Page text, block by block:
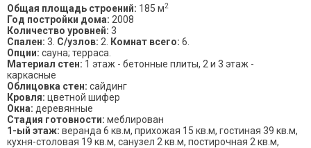
Общая площадь строений: 185 м2
Год постройки дома: 2008
Количество уровней: 3
Спален: 3. С/узлов: 2. Комнат всего: 6.
Опции: сауна; терраса.
Материал стен: 1 этаж - бетонные плиты, 2 и 3 этаж -
каркасные
Облицовка стен: сайдинг
Кровля: цветной шифер
Окна: деревянные
Стадия готовности: меблирован
1-ый этаж: веранда 6 кв.м, прихожая 15 кв.м, гостиная 39 кв.м,
кухня-столовая 19 кв.м, санузел 2 кв.м, постирочная 2 кв.м,